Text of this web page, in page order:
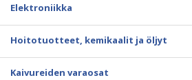
Elektroniikka
Hoitotuotteet, kemikaalit ja öljyt
Kaivureiden varaosat